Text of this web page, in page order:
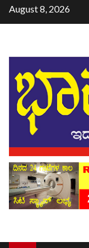
August 8, 2026